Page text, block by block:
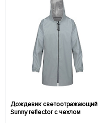
Дождевик светоотражающий
Sunny reflector с чехлом